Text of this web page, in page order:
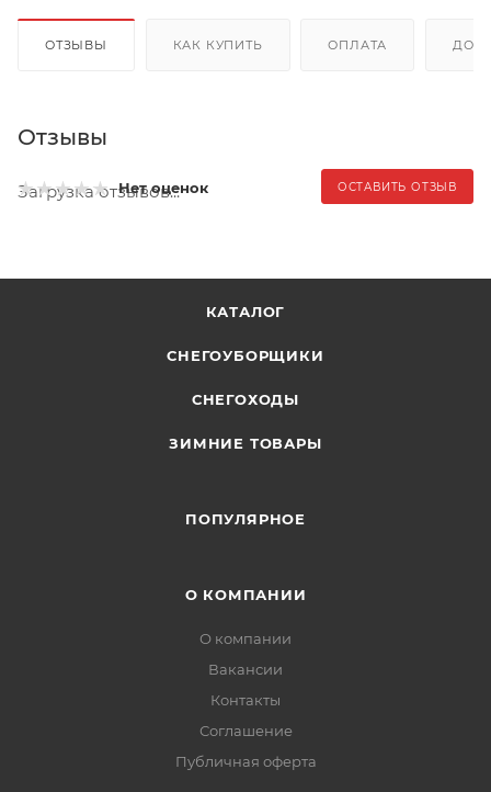
ОТЗЫВЫ КАК КУПИТЬ ОПЛАТА
Отзывы
Нет оценок ОСТАВИТЬ ОТЗЫВ
Загрузка отзывов...
КАТАЛОГ
СНЕГОУБОРЩИКИ
СНЕГОХОДЫ
ЗИМНИЕ ТОВАРЫ
ПОПУЛЯРНОЕ
О КОМПАНИИ
О компании
Вакансии
Контакты
Соглашение
Публичная оферта